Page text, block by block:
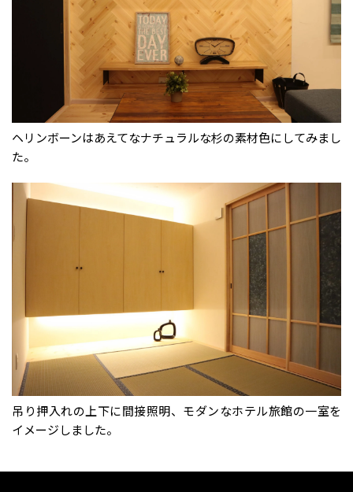
ヘリンボーンはあえてなナチュラルな杉の素材色にしてみまし
た。
吊り押入れの上下に間接照明、モダンなホテル旅館の一室を
イメージしました。